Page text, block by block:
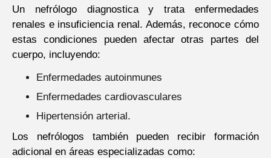
Un nefrólogo diagnostica y trata enfermedades
renales e insuficiencia renal. Además, reconoce cómo
estas condiciones pueden afectar otras partes del
cuerpo, incluyendo:
Enfermedades autoinmunes
Enfermedades cardiovasculares
Hipertensión arterial.
Los nefrólogos también pueden recibir formación
adicional en áreas especializadas como: